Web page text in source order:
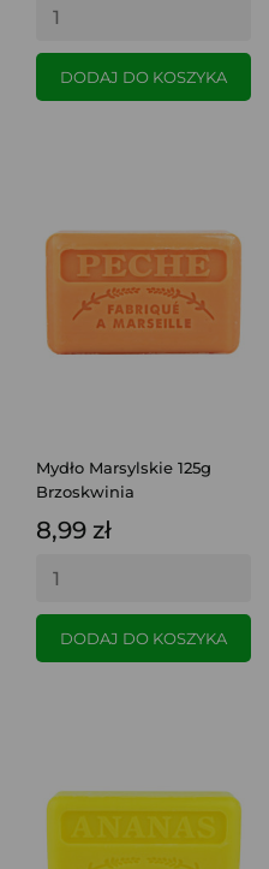
DODAJ DO KOSZYKA
Mydło Marsylskie 125g
Brzoskwinia
8,99 zł
DODAJ DO KOSZYKA